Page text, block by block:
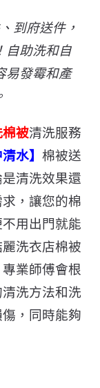
到府送件，
自助洗和自
易發霉和產
棉被清洗服務
清水】棉被送
清洗效果還
，讓您的棉
用出門就能
洗衣店棉被
業師傅會根
洗方法和洗
，同時能夠